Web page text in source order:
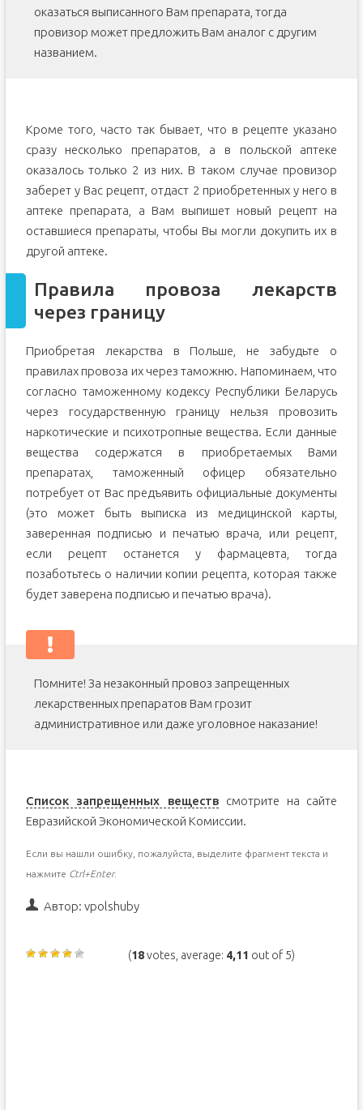
оказаться выписанного Вам препарата, тогда
провизор может предложить Вам аналог с другим
названием.
Кроме того, часто так бывает, что в рецепте указано
сразу несколько препаратов, а в польской аптеке
оказалось только 2 из них. В таком случае провизор
заберет у Вас рецепт, отдаст 2 приобретенных у него в
аптеке препарата, а Вам выпишет новый рецепт на
оставшиеся препараты, чтобы Вы могли докупить их в
другой аптеке.
Правила провоза лекарств
через границу
Приобретая лекарства в Польше, не забудьте о
правилах провоза их через таможню. Напоминаем, что
согласно таможенному кодексу Республики Беларусь
через государственную границу нельзя провозить
наркотические и психотропные вещества. Если данные
вещества содержатся в приобретаемых Вами
препаратах, таможенный офицер обязательно
потребует от Вас предъявить официальные документы
(это может быть выписка из медицинской карты,
заверенная подписью и печатью врача, или рецепт,
если рецепт останется у фармацевта, тогда
позаботьтесь о наличии копии рецепта, которая также
будет заверена подписью и печатью врача).
Помните! За незаконный провоз запрещенных
лекарственных препаратов Вам грозит
административное или даже уголовное наказание!
Список запрещенных веществ смотрите на сайте
Евразийской Экономической Комиссии.
Если вы нашли ошибку, пожалуйста, выделите фрагмент текста и
нажмите Ctrl+Enter.
Автор: vpolshuby
(18votes, average: 4,11 out of 5)